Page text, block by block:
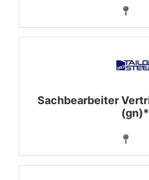
Sachbearbeiter
(gn)*